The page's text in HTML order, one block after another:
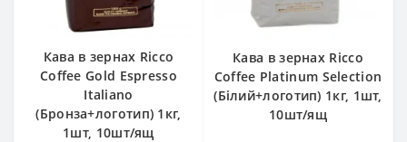
Кава в зернах Ricco
Coffee Gold Espresso
Italiano
(Бронза+логотип) 1кг,
1шт, 10шт/ящ
Кава в зернах Ricco
Coffee Platinum Selection
(Білий+логотип) 1кг, 1шт,
10шт/ящ